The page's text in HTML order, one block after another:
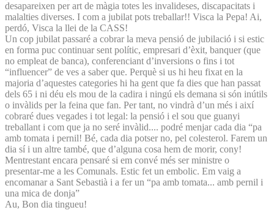
desapareixen per art de màgia totes les invalideses, discapacitats i
malalties diverses. I com a jubilat pots treballar!! Visca la Pepa! Ai,
perdó, Visca la llei de la CASS!
Un cop jubilat passaré a cobrar la meva pensió de jubilació i si estic
en forma puc continuar sent polític, empresari d’èxit, banquer (que
no empleat de banca), conferenciant d’inversions o fins i tot
“influencer” de ves a saber que. Perquè si us hi heu fixat en la
majoria d’aquestes categories hi ha gent que fa dies que han passat
dels 65 i ni déu els mou de la cadira i ningú els demana si són inútils
o invàlids per la feina que fan. Per tant, no vindrà d’un més i així
cobraré dues vegades i tot legal: la pensió i el sou que guanyi
treballant i com que ja no seré invàlid.... podré menjar cada dia “pa
amb tomata i pernil! Bé, cada dia potser no, pel colesterol. Farem un
dia sí i un altre també, que d’alguna cosa hem de morir, cony!
Mentrestant encara pensaré si em convé més ser ministre o
presentar-me a les Comunals. Estic fet un embolic. Em vaig a
encomanar a Sant Sebastià i a fer un “pa amb tomata... amb pernil i
una mica de donja”
Au, Bon dia tingueu!